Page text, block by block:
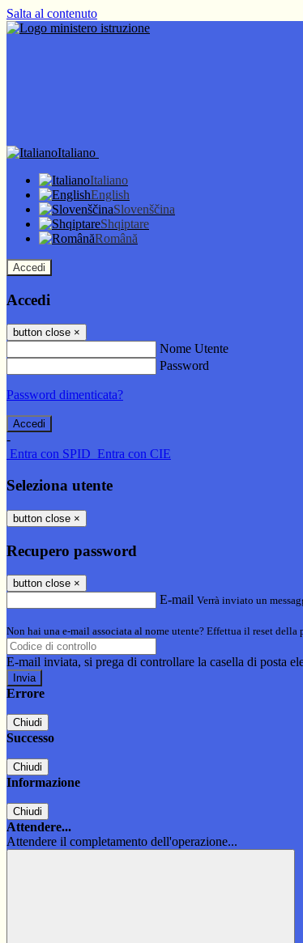
Salta al contenuto
Italiano
Italiano
English
Slovenščina
Shqiptare
Română
Accedi
Accedi
button close ×
Nome Utente
Password
Password dimenticata?
-
Entra con SPID Entra con CIE
Seleziona utente
button close ×
Recupero password
button close ×
E-mail Verrà inviato un
Non hai una e-mail associata al nome utente? Effettua il reset della
E-mail inviata, si prega di controllare la casella di posta
Errore
Chiudi
Successo
Chiudi
Informazione
Chiudi
Attendere...
Attendere il completamento dell'operazione...